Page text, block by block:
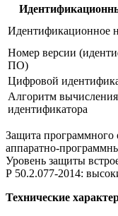
Идентификационное
Номер версии
ПО)
Цифровой
Алгоритм
идентификатора
Защита программного
аппаратно-
Уровень защиты
Р 50.2.077-2014:
Технические